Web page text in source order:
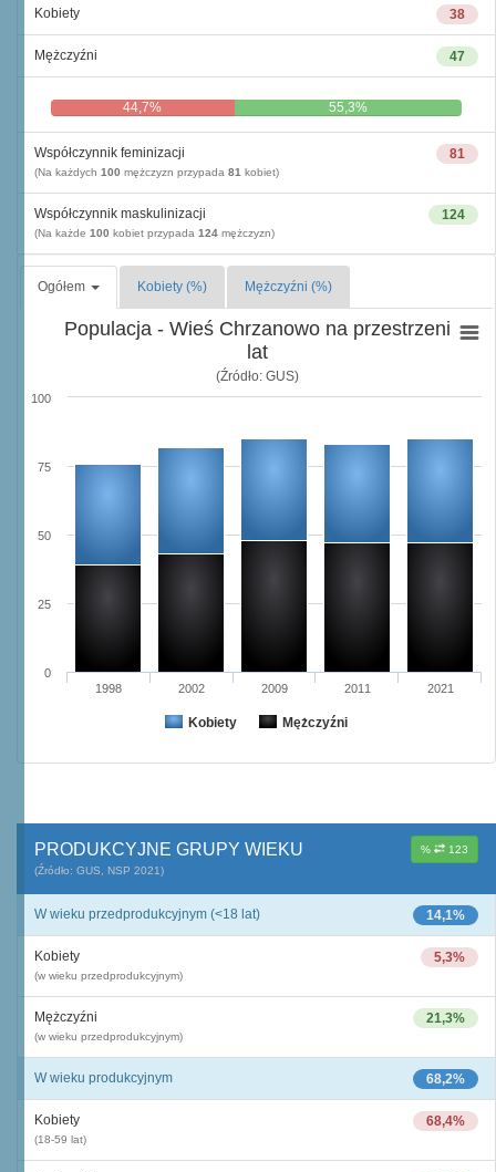
38
Kobiety
47
Mężczyźni
44,7% 55,3%
81
Współczynnik feminizacji
(Na każdych 100 mężczyzn przypada 81 kobiet)
124
Współczynnik maskulinizacji
(Na każde 100 kobiet przypada 124 mężczyzn)
Ogółem Kobiety (%) Mężczyźni (%)
Populacja - Wieś Chrzanowo na przestrzeni
lat
(Źródło: GUS)
Kobiety Mężczyźni
1998 2002 2009 2011 2021
0
25
50
75
100
% 123
PRODUKCYJNE GRUPY WIEKU
(Źródło: GUS, NSP 2021)
14,1%
W wieku przedprodukcyjnym (<18 lat)
5,3%
Kobiety
(w wieku przedprodukcyjnym)
21,3%
Mężczyźni
(w wieku przedprodukcyjnym)
68,2%
W wieku produkcyjnym
68,4%
Kobiety
(18-59 lat)